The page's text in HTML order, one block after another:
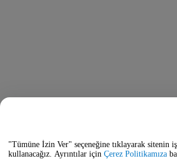
"Tümüne İzin Ver" seçeneğine tıklayarak sitenin
kullanacağız. Ayrıntılar için Çerez Politikamıza